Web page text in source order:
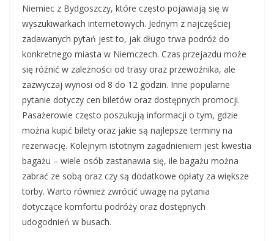
Niemiec z Bydgoszczy, które często pojawiają się w
wyszukiwarkach internetowych. Jednym z najczęściej
zadawanych pytań jest to, jak długo trwa podróż do
konkretnego miasta w Niemczech. Czas przejazdu może
się różnić w zależności od trasy oraz przewoźnika, ale
zazwyczaj wynosi od 8 do 12 godzin. Inne popularne
pytanie dotyczy cen biletów oraz dostępnych promocji.
Pasażerowie często poszukują informacji o tym, gdzie
można kupić bilety oraz jakie są najlepsze terminy na
rezerwację. Kolejnym istotnym zagadnieniem jest kwestia
bagażu – wiele osób zastanawia się, ile bagażu można
zabrać ze sobą oraz czy są dodatkowe opłaty za większe
torby. Warto również zwrócić uwagę na pytania
dotyczące komfortu podróży oraz dostępnych
udogodnień w busach.